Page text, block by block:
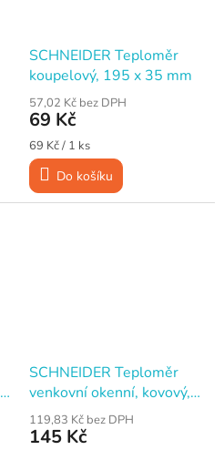
SCHNEIDER Teploměr
koupelový, 195 x 35 mm
57,02 Kč bez DPH
69 Kč
Měrná
cena:
69 Kč / 1 ks
Do košíku
SCHNEIDER Teploměr
venkovní okenní, kovový,
180 x 20 mm
119,83 Kč bez DPH
145 Kč